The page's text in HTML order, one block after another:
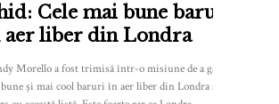
Cele mai bune baruri
aer liber din Londra
Morello a fost trimisă într-o misiune de a găsi cele
și mai cool baruri în aer liber din Londra și s-a